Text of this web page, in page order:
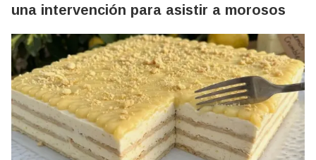
una intervención para asistir a morosos